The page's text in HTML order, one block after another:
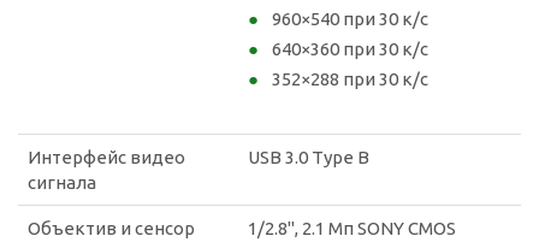
960×540 при 30 к/с
640×360 при 30 к/с
352×288 при 30 к/с
Интерфейс видео
сигнала
USB 3.0 Type B
Объектив и сенсор
1/2.8", 2.1 Мп SONY CMOS